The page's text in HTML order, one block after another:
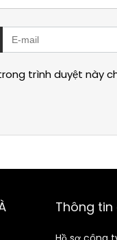
trình duyệt này
Thông